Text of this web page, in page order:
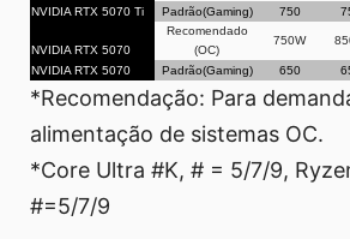
NVIDIA RTX 5070 Ti Padrão(Gaming) 750
NVIDIA RTX 5070
Recomendado
(OC)
750W
NVIDIA RTX 5070 Padrão(Gaming) 650
*Recomendação: Para
alimentação de sistemas OC.
*Core Ultra #K, # = 5/7/9,
#=5/7/9